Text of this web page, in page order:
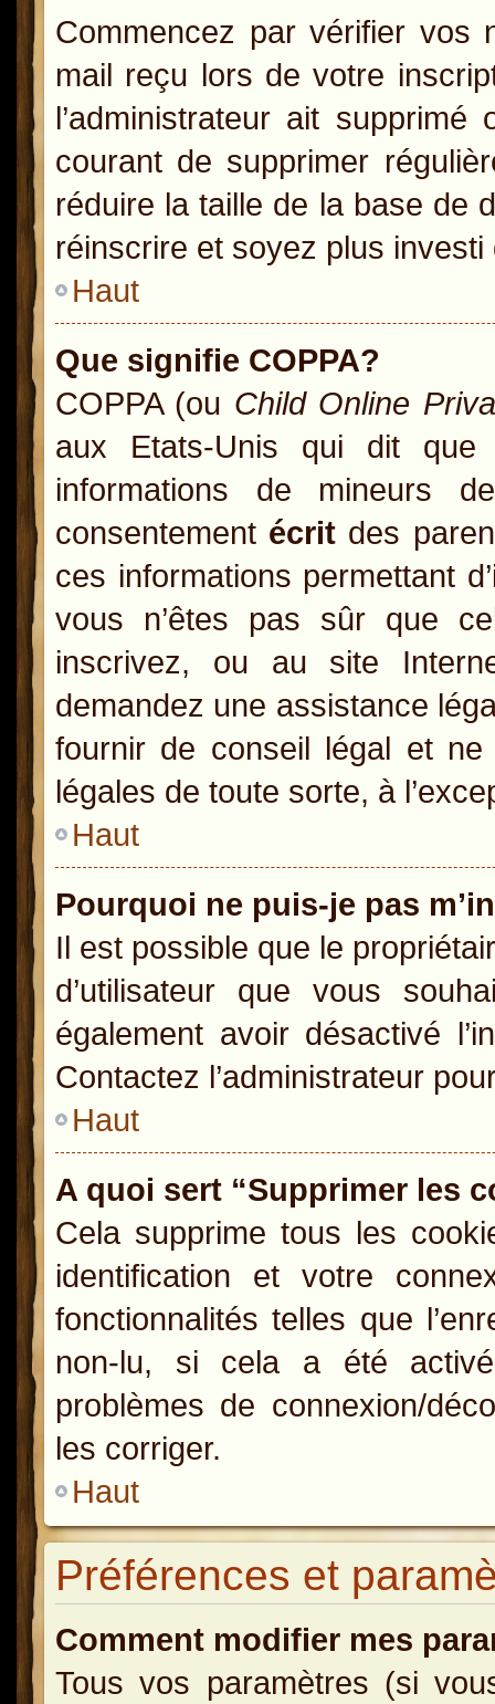
Commencez par vérifier vos
mail reçu lors de votre
l’administrateur ait
courant de supprimer
réduire la taille de la base de
réinscrire et soyez plus
Haut
Que signifie COPPA?
COPPA (ou Child Online
aux Etats-Unis qui dit que
informations de mineurs
consentement écrit des
ces informations permettant
vous n’êtes pas sûr que
inscrivez, ou au site
demandez une assistance
fournir de conseil légal et
légales de toute sorte, à
Haut
Pourquoi ne puis-je pas
Il est possible que le
d’utilisateur que vous
également avoir désactivé
Contactez l’administrateur
Haut
A quoi sert “Supprimer les
Cela supprime tous les
identification et votre
fonctionnalités telles que
non-lu, si cela a été
problèmes de connexion/
les corriger.
Haut
Préférences et
Comment modifier mes
Tous vos paramètres (si